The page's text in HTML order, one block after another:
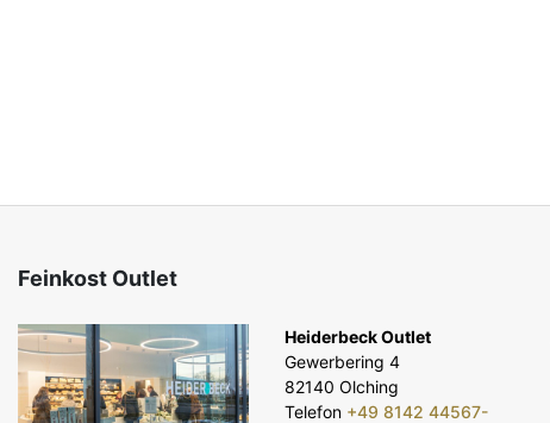
Feinkost Outlet
Heiderbeck Outlet
Gewerbering 4
82140 Olching
Telefon +49 8142 44567-